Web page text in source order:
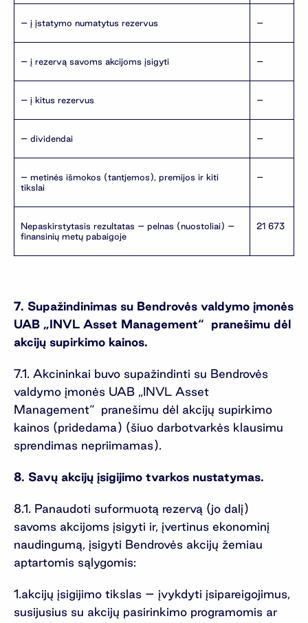
– į įstatymo numatytus rezervus –
– į rezervą savoms akcijoms įsigyti –
– į kitus rezervus –
– dividendai –
– metinės išmokos (tantjemos), premijos ir kiti
tikslai
–
Nepaskirstytasis rezultatas – pelnas (nuostoliai) –
finansinių metų pabaigoje
21 673
7. Supažindinimas su Bendrovės valdymo įmonės
UAB „INVL Asset Management“ pranešimu dėl
akcijų supirkimo kainos.
7.1. Akcininkai buvo supažindinti su Bendrovės
valdymo įmonės UAB „INVL Asset
Management“ pranešimu dėl akcijų supirkimo
kainos (pridedama) (šiuo darbotvarkės klausimu
sprendimas nepriimamas).
8. Savų akcijų įsigijimo tvarkos nustatymas.
8.1. Panaudoti suformuotą rezervą (jo dalį)
savoms akcijoms įsigyti ir, įvertinus ekonominį
naudingumą, įsigyti Bendrovės akcijų žemiau
aptartomis sąlygomis:
akcijų įsigijimo tikslas – įvykdyti įsipareigojimus,
susijusius su akcijų pasirinkimo programomis ar